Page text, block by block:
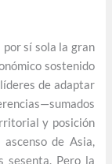
por sí sola la gran
sostenido
de adaptar
y posición
de Asia,
sesenta. Pero la